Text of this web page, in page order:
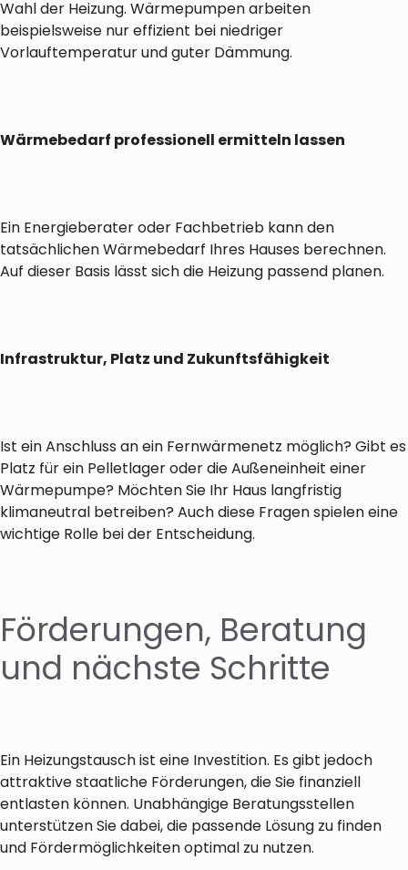
Wahl der Heizung. Wärmepumpen arbeiten
beispielsweise nur effizient bei niedriger
Vorlauftemperatur und guter Dämmung.
Wärmebedarf professionell ermitteln lassen
Ein Energieberater oder Fachbetrieb kann den
tatsächlichen Wärmebedarf Ihres Hauses berechnen.
Auf dieser Basis lässt sich die Heizung passend planen.
Infrastruktur, Platz und Zukunftsfähigkeit
Ist ein Anschluss an ein Fernwärmenetz möglich? Gibt es
Platz für ein Pelletlager oder die Außeneinheit einer
Wärmepumpe? Möchten Sie Ihr Haus langfristig
klimaneutral betreiben? Auch diese Fragen spielen eine
wichtige Rolle bei der Entscheidung.
Förderungen, Beratung
und nächste Schritte
Ein Heizungstausch ist eine Investition. Es gibt jedoch
attraktive staatliche Förderungen, die Sie finanziell
entlasten können. Unabhängige Beratungsstellen
unterstützen Sie dabei, die passende Lösung zu finden
und Fördermöglichkeiten optimal zu nutzen.